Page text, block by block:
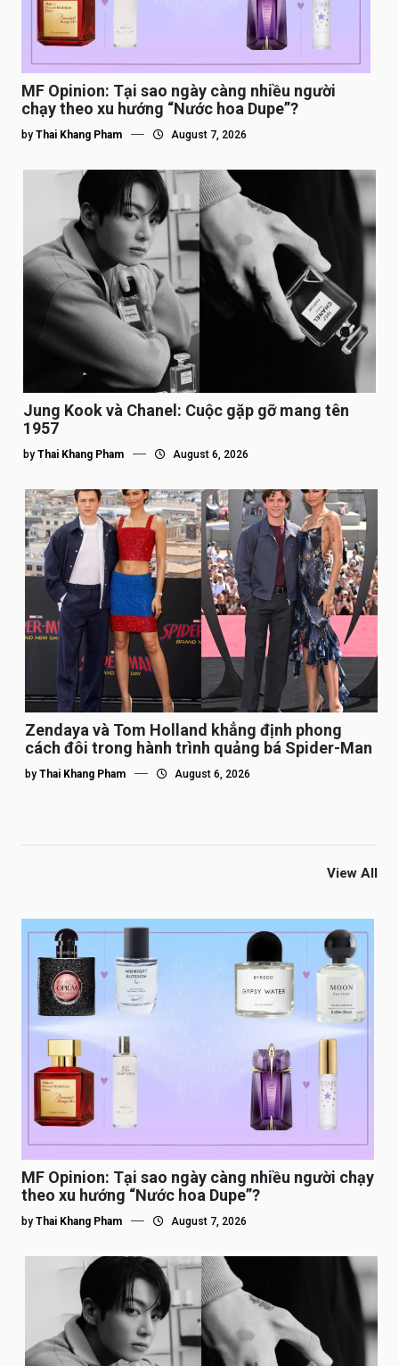
MF Opinion: Tại sao ngày càng nhiều người
chạy theo xu hướng “Nước hoa Dupe”?
by Thai Khang Pham August 7, 2026
Jung Kook và Chanel: Cuộc gặp gỡ mang tên
1957
by Thai Khang Pham August 6, 2026
Zendaya và Tom Holland khẳng định phong
cách đôi trong hành trình quảng bá Spider-Man
by Thai Khang Pham August 6, 2026
View All
MF Opinion: Tại sao ngày càng nhiều người chạy
theo xu hướng “Nước hoa Dupe”?
by Thai Khang Pham August 7, 2026